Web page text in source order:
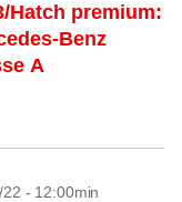
Hatch premium:
Benz
A
- 12:00min